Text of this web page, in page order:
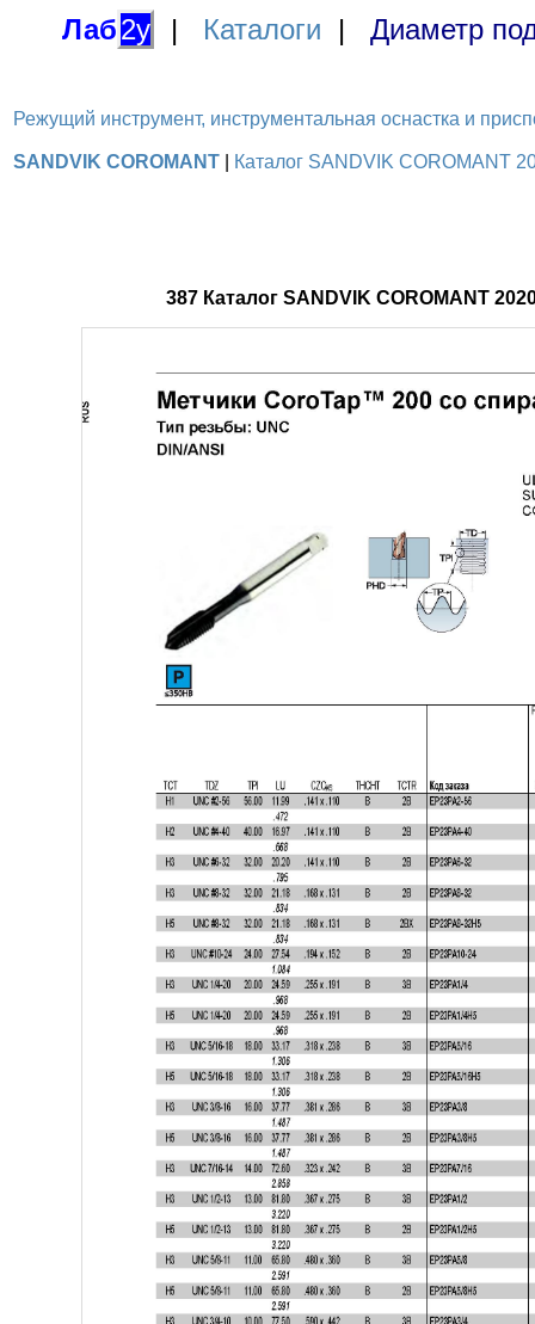
Лаб2у | Каталоги | Диаметр
Режущий инструмент, инструментальная оснастка и
SANDVIK COROMANT Каталог SANDVIK COROMANT
387 Каталог SANDVIK COROMANT